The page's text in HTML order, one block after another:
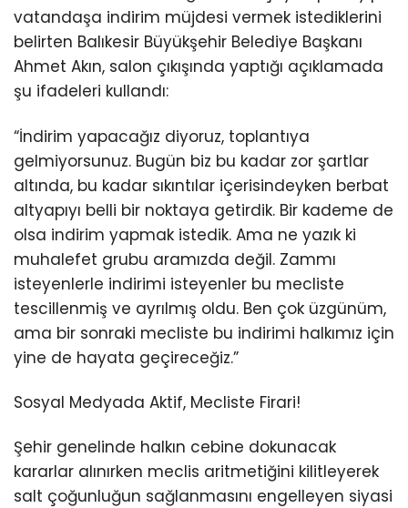
vatandaşa indirim müjdesi vermek istediklerini
belirten Balıkesir Büyükşehir Belediye Başkanı
Ahmet Akın, salon çıkışında yaptığı açıklamada
şu ifadeleri kullandı:
“İndirim yapacağız diyoruz, toplantıya
gelmiyorsunuz. Bugün biz bu kadar zor şartlar
altında, bu kadar sıkıntılar içerisindeyken berbat
altyapıyı belli bir noktaya getirdik. Bir kademe de
olsa indirim yapmak istedik. Ama ne yazık ki
muhalefet grubu aramızda değil. Zammı
isteyenlerle indirimi isteyenler bu mecliste
tescillenmiş ve ayrılmış oldu. Ben çok üzgünüm,
ama bir sonraki mecliste bu indirimi halkımız için
yine de hayata geçireceğiz.”
Sosyal Medyada Aktif, Mecliste Firari!
Şehir genelinde halkın cebine dokunacak
kararlar alınırken meclis aritmetiğini kilitleyerek
salt çoğunluğun sağlanmasını engelleyen siyasi